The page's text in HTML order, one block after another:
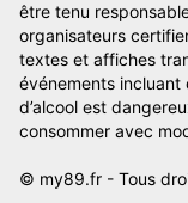
être tenu
organisateurs
textes et affiches
événements incluant
d’alcool est
consommer avec
© my89.fr - Tous